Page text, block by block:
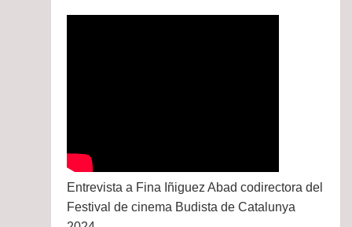
Entrevista a Fina Iñiguez Abad codirectora del
Festival de cinema Budista de Catalunya